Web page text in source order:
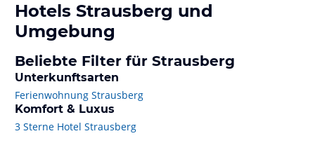
Hotels Strausberg und
Umgebung
Beliebte Filter für Strausberg
Unterkunftsarten
Ferienwohnung Strausberg
Komfort & Luxus
3 Sterne Hotel Strausberg